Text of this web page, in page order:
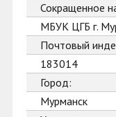
Сокращенное
МБУК ЦГБ г.
Почтовый
183014
Город:
Мурманск